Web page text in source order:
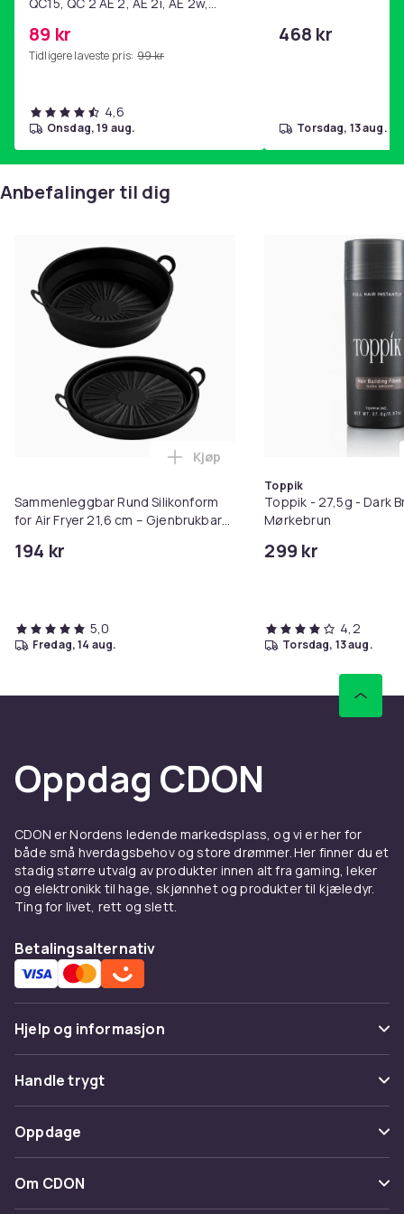
QC15, QC 2 AE 2, AE 2i, AE 2w,
89 kr
Tidligere laveste pris: 99 kr
4,6
onsdag, 19 aug.
468 kr
torsdag, 13 aug.
Anbefalinger til dig
Sammenleggbar Rund Silikonform
for Air Fryer 21,6 cm – Gjenbrukbar
21.6 cm
194 kr
Legg Sammenleggbar Rund
Kjøp
5,0
fredag, 14 aug.
Toppik
Toppik - 27,5g - Dark
Mørkebrun
299 kr
4,2
torsdag, 13 aug.
Oppdag CDON
CDON er Nordens ledende markedsplass, og vi er her for
både små hverdagsbehov og store drømmer. Her finner du et
stadig større utvalg av produkter innen alt fra gaming, leker
og elektronikk til hage, skjønnhet og produkter til kjæledyr.
Ting for livet, rett og slett.
Betalingsalternativ
Hjelp og informasjon
Vanlige spørsmål
Spor pakke
Angre & returner her
Kontakt oss
Handle trygt
Betaling
Levering
Oppdage
Kategorier
Om CDON